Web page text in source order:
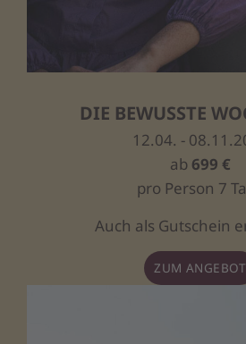
DIE BEWUSSTE
12.04. -
ab 699 €
pro Person 7
Auch als Gutschein
ZUM ANGEBOT